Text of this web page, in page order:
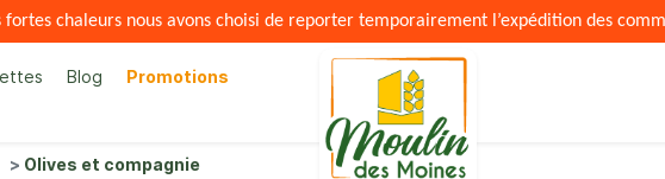
fortes chaleurs nous avons choisi de reporter temporairement l’expédition des
Blog Promotions
Olives et compagnie